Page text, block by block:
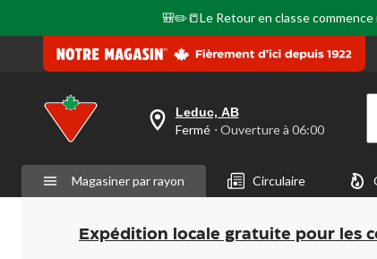
🎒✏️📒Le Retour en classe
votre
est
Leduc,
AB,
Fermé,
Ouverture
Leduc, AB
Fermé ⋅ Ouverture à 06:00
Magasiner par rayon Circulaire
Expédition locale gratuite pour les